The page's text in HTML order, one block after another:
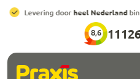
All-in prijzen, inclusief
8,6